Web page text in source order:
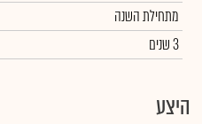
מתחילת השנה
3 שנים
היצע